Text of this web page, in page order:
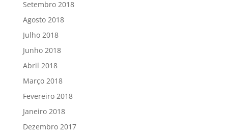
Setembro 2018
Agosto 2018
Julho 2018
Junho 2018
Abril 2018
Março 2018
Fevereiro 2018
Janeiro 2018
Dezembro 2017